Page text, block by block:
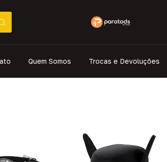
Quem Somos Trocas e Devoluções